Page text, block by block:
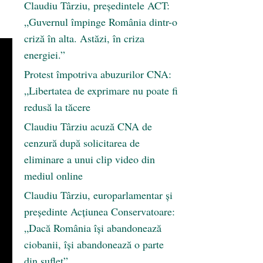
Claudiu Târziu, președintele ACT:
„Guvernul împinge România dintr-o
criză în alta. Astăzi, în criza
energiei.”
Protest împotriva abuzurilor CNA:
„Libertatea de exprimare nu poate fi
redusă la tăcere
Claudiu Târziu acuză CNA de
cenzură după solicitarea de
eliminare a unui clip video din
mediul online
Claudiu Târziu, europarlamentar și
președinte Acțiunea Conservatoare:
„Dacă România își abandonează
ciobanii, își abandonează o parte